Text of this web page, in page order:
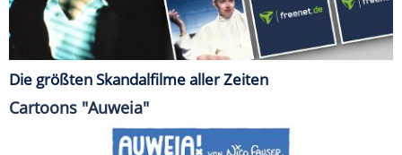
Die größten Skandalfilme aller Zeiten
Cartoons "Auweia"